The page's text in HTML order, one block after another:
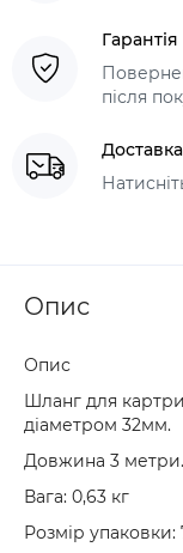
Гарантія
після
Доставка
Опис
Опис
Шланг для
діаметром 32мм.
Довжина 3 метри.
Вага: 0,63 кг
Розмір упаковки: